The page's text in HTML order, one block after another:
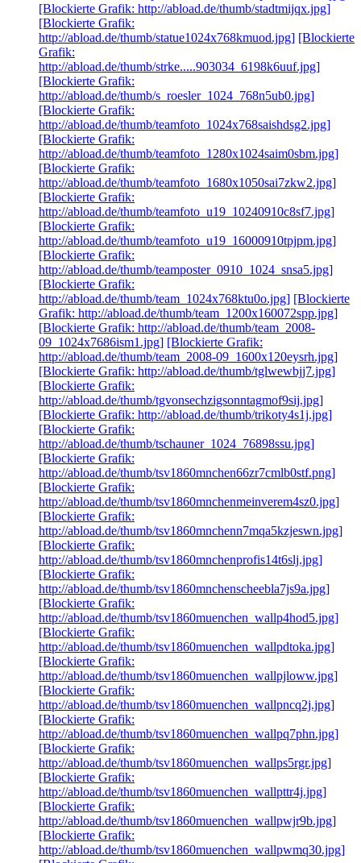
[Blockierte Grafik: http://abload.de/thumb/stadtmijqx.jpg]
[Blockierte Grafik:
http://abload.de/thumb/statue1024x768kmuod.jpg] [Blockierte
Grafik:
http://abload.de/thumb/strke.....903034_6198k6uuf.jpg]
[Blockierte Grafik:
http://abload.de/thumb/s_roesler_1024_768n5ub0.jpg]
[Blockierte Grafik:
http://abload.de/thumb/teamfoto_1024x768saishdsg2.jpg]
[Blockierte Grafik:
http://abload.de/thumb/teamfoto_1280x1024saim0sbm.jpg]
[Blockierte Grafik:
http://abload.de/thumb/teamfoto_1680x1050sai7zkw2.jpg]
[Blockierte Grafik:
http://abload.de/thumb/teamfoto_u19_10240910c8sf7.jpg]
[Blockierte Grafik:
http://abload.de/thumb/teamfoto_u19_16000910tpjpm.jpg]
[Blockierte Grafik:
http://abload.de/thumb/teamposter_0910_1024_snsa5.jpg]
[Blockierte Grafik:
http://abload.de/thumb/team_1024x768ktu0o.jpg] [Blockierte
Grafik: http://abload.de/thumb/team_1200x160072spp.jpg]
[Blockierte Grafik: http://abload.de/thumb/team_2008-
09_1024x7686ism1.jpg] [Blockierte Grafik:
http://abload.de/thumb/team_2008-09_1600x120eysrh.jpg]
[Blockierte Grafik: http://abload.de/thumb/tglwewbjj7.jpg]
[Blockierte Grafik:
http://abload.de/thumb/tgvonsechzigsonntagmof9sij.jpg]
[Blockierte Grafik: http://abload.de/thumb/trikoty4s1j.jpg]
[Blockierte Grafik:
http://abload.de/thumb/tschauner_1024_76898ssu.jpg]
[Blockierte Grafik:
http://abload.de/thumb/tsv1860mnchen66zr7cmlb0stf.png]
[Blockierte Grafik:
http://abload.de/thumb/tsv1860mnchenmeinverem4sz0.jpg]
[Blockierte Grafik:
http://abload.de/thumb/tsv1860mnchenn7mqa5kzjeswn.jpg]
[Blockierte Grafik:
http://abload.de/thumb/tsv1860mnchenprofis14t6slj.jpg]
[Blockierte Grafik:
http://abload.de/thumb/tsv1860mnchenscheebla7js9a.jpg]
[Blockierte Grafik:
http://abload.de/thumb/tsv1860muenchen_wallp4hod5.jpg]
[Blockierte Grafik:
http://abload.de/thumb/tsv1860muenchen_wallpdtoka.jpg]
[Blockierte Grafik:
http://abload.de/thumb/tsv1860muenchen_wallpjloww.jpg]
[Blockierte Grafik:
http://abload.de/thumb/tsv1860muenchen_wallpncq2j.jpg]
[Blockierte Grafik:
http://abload.de/thumb/tsv1860muenchen_wallpq7phn.jpg]
[Blockierte Grafik:
http://abload.de/thumb/tsv1860muenchen_wallps5rgr.jpg]
[Blockierte Grafik:
http://abload.de/thumb/tsv1860muenchen_wallpttr4j.jpg]
[Blockierte Grafik:
http://abload.de/thumb/tsv1860muenchen_wallpwjr9b.jpg]
[Blockierte Grafik:
http://abload.de/thumb/tsv1860muenchen_wallpwmq30.jpg]